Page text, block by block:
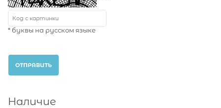
* буквы на русском языке
Наличие